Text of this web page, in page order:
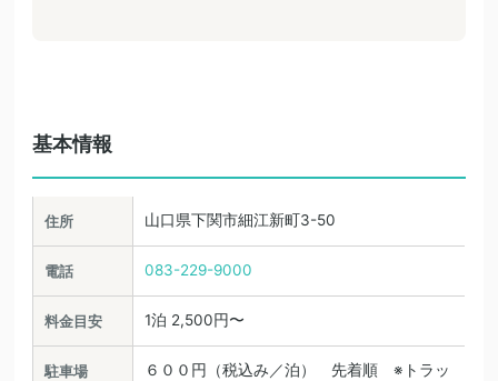
基本情報
住所 山口県下関市細江新町3-50
電話 083-229-9000
料金目安 1泊 2,500円〜
駐車場
６００円（税込み／泊） 先着順 ※トラッ